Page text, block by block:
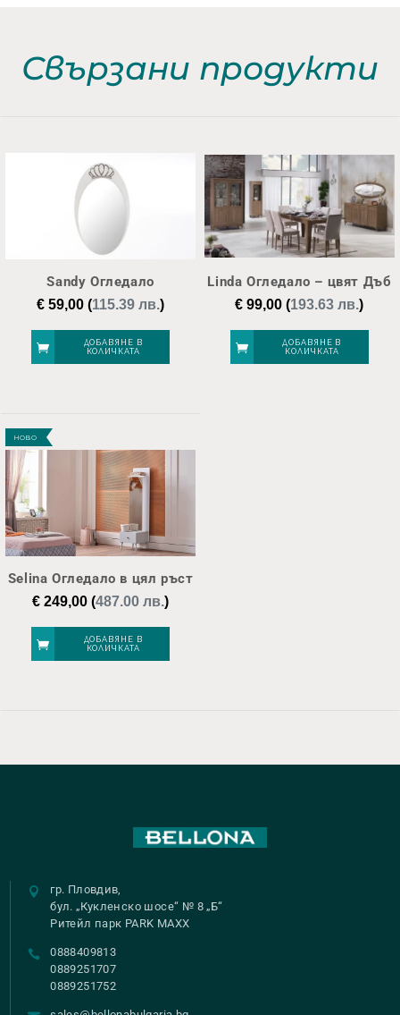
Свързани продукти
Sandy Огледало
€ 59,00 (115.39 лв.)
ДОБАВЯНЕ В
КОЛИЧКАТА
Linda Огледало – цвят Дъб
€ 99,00 (193.63 лв.)
ДОБАВЯНЕ В
КОЛИЧКАТА
НОВО
Selina Огледало в цял ръст
€ 249,00 (487.00 лв.)
ДОБАВЯНЕ В
КОЛИЧКАТА
гр. Пловдив,
бул. „Кукленско шосе“ № 8 „Б“
Ритейл парк PARK MAXX
0888409813
0889251707
0889251752